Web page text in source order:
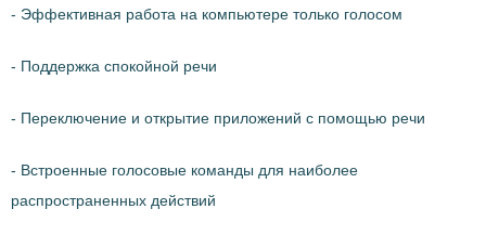
- Эффективная работа на компьютере только голосом
- Поддержка спокойной речи
- Переключение и открытие приложений с помощью речи
- Встроенные голосовые команды для наиболее
распространенных действий